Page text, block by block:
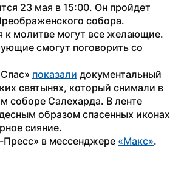
23 мая в 15:00. Он пройдет
собора.
к молитве могут все желающие.
смогут поговорить со
показали документальный
святынях, который снимали в
соборе Салехарда. В ленте
образом спасенных иконах
сияние.
Пресс» в мессенджере «Макс».